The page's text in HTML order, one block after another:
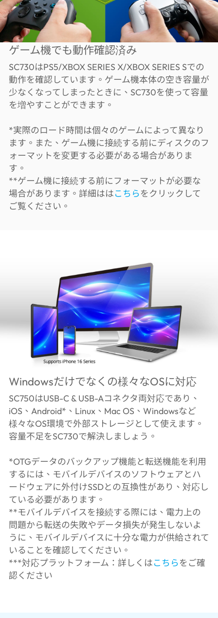
ゲーム機でも動作確認済み
SC730はPS5/XBOX SERIES X/XBOX SERIES Sでの
動作を確認しています。ゲーム機本体の空き容量が
少なくなってしまったときに、SC730を使って容量
を増やすことができます。
*実際のロード時間は個々のゲームによって異なり
ます。また、ゲーム機に接続する前にディスクのフ
ォーマットを変更する必要がある場合がありま
す。
**ゲーム機に接続する前にフォーマットが必要な
場合があります。詳細ははこちらをクリックして
ご覧ください。
Windowsだけでなくの様々なOSに対応
SC750はUSB-C & USB-Aコネクタ両対応であり、
iOS、Android*、Linux、Mac OS、Windowsなど
様々なOS環境で外部ストレージとして使えます。
容量不足をSC730で解決しましょう。
*OTGデータのバックアップ機能と転送機能を利用
するには、モバイルデバイスのソフトウェアとハ​​
ードウェアに外付けSSDとの互換性があり、対応し
ている必要があります。
**モバイルデバイスを接続する際には、電力上の
問題から転送の失敗やデータ損失が発生しないよ
うに、モバイルデバイスに十分な電力が供給されて
いることを確認してください。
***対応プラ​​ットフォーム：詳しくはこちらをご確
認ください